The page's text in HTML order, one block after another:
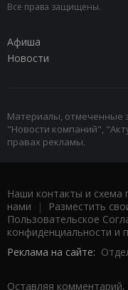
Все права защищены.
Афиша
Новости
Материалы, отмеченные
"Новости компаний",
правах рекламы.
Наши контакты и схема
нами | Разместить
Пользовательское
конфиденциальности и
Реклама на сайте:
Оставляя